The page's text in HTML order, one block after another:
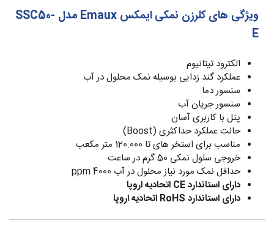
ویژگی های کلرزن نمکی ایمکس Emaux مدل SSC50-
E
الکترود تیتانیوم
عملکرد گند زدایی بوسیله نمک محلول در آب
سنسور دما
سنسور جریان آب
پنل با کاربری آسان
حالت عملکرد حداکثری (Boost)
مناسب برای استخر های تا 120.000 متر مکعب
خروجی سلول نمکی 50 گرم در ساعت
حداقل نمک مورد نیاز محلول در آب 4000 ppm
دارای استاندارد CE اتحادیه اروپا
دارای استاندارد RoHS اتحادیه اروپا